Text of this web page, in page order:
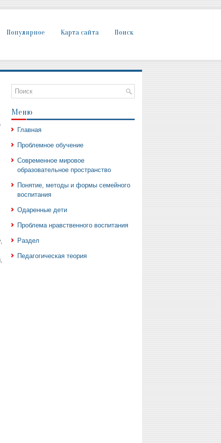
Популярное Карта сайта Поиск
Меню
Главная
Проблемное обучение
Современное мировое
образовательное пространство
Понятие, методы и формы семейного
воспитания
Одаренные дети
Проблема нравственного воспитания
Раздел
Педагогическая теория